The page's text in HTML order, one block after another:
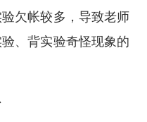
验欠帐较多，导致老师
、背实验奇怪现象的